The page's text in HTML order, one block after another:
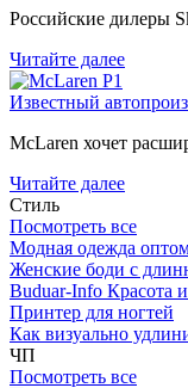
Российские дилеры
Читайте далее
Известный
McLaren хочет
Читайте далее
Стиль
Посмотреть все
Модная одежда
Женские боди с
Buduar-Info Красота
Принтер для ногтей
Как визуально
ЧП
Посмотреть все